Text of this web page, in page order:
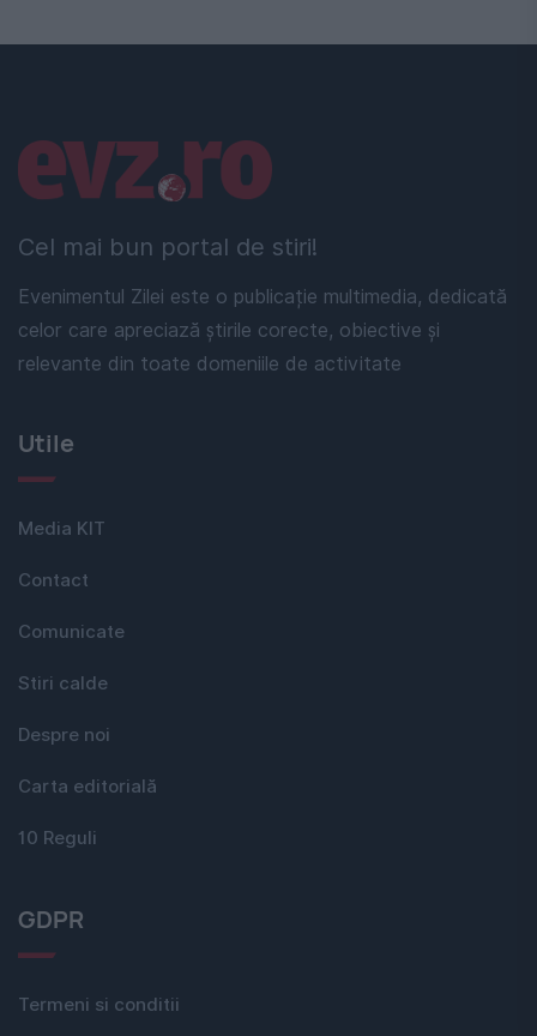
Cel mai bun portal de stiri!
Evenimentul Zilei este o publicație multimedia, dedicată
celor care apreciază știrile corecte, obiective și
relevante din toate domeniile de activitate
Linkuri utile
Utile
Media KIT
Contact
Comunicate
Stiri calde
Despre noi
Carta editorială
10 Reguli
GDPR
Termeni si conditii